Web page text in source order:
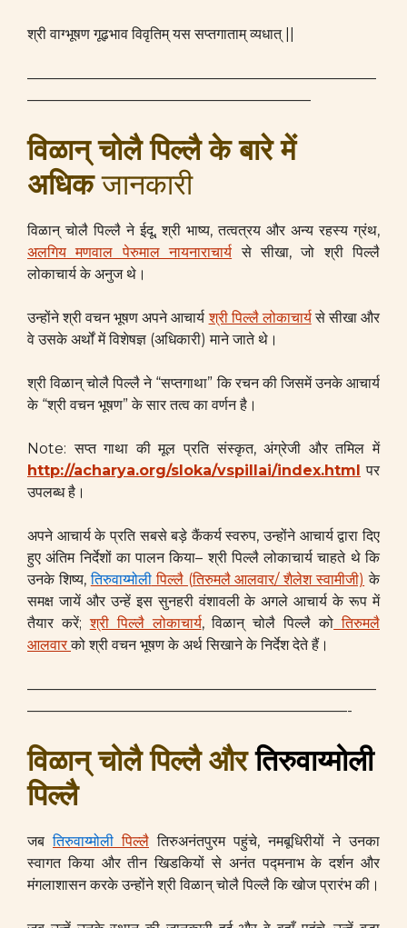
श्री वाग्भूषण गूढ़भाव विवृतिम् यस सप्तगाताम् व्यधात् ||
————————————————————————
———————————————————–
विळान् चोलै पिल्लै के बारे में
अधिकजानकारी
विळान् चोलै पिल्लै ने ईदू, श्री भाष्य, तत्वत्रय और अन्य रहस्य ग्रंथ,
अलगिय मणवाल पेरुमाल नायनाराचार्य से सीखा, जो श्री पिल्लै
लोकाचार्य के अनुज थे।
उन्होंने श्री वचन भूषण अपने आचार्यश्री पिल्लै लोकाचार्यसे सीखा और
वे उसके अर्थों में विशेषज्ञ (अधिकारी) माने जाते थे।
श्री विळान् चोलै पिल्लै ने “सप्तगाथा” कि रचन की जिसमें उनके आचार्य
के “श्री वचन भूषण” के सार तत्व का वर्णन है।
Note: सप्त गाथा की मूल प्रति संस्कृत, अंग्रेजी और तमिल में
http://acharya.org/sloka/vspillai/index.html पर
उपलब्ध है।
अपने आचार्य के प्रति सबसे बड़े कैंकर्य स्वरुप, उन्होंने आचार्य द्वारा दिए
हुए अंतिम निर्देशों का पालन किया– श्री पिल्लै लोकाचार्य चाहते थे कि
उनके शिष्य,तिरुवाय्मोलीपिल्लै (तिरुमलै आलवार/ शैलेश स्वामीजी) के
समक्ष जायें और उन्हें इस सुनहरी वंशावली के अगले आचार्य के रूप में
तैयार करें;श्री पिल्लै लोकाचार्य, विळान् चोलै पिल्लै को तिरुमलै
आलवारको श्री वचन भूषण के अर्थ सिखाने के निर्देश देते हैं।
————————————————————————
——————————————————————-
विळान् चोलै पिल्लै औरतिरुवाय्मोली
पिल्लै
जबतिरुवाय्मोली पिल्लै तिरुअनंतपुरम पहुंचे, नमबूधिरीयों ने उनका
स्वागत किया और तीन खिडकियों से अनंत पद्मनाभ के दर्शन और
मंगलाशासन करके उन्होंने श्री विळान् चोलै पिल्लै कि खोज प्रारंभ की।